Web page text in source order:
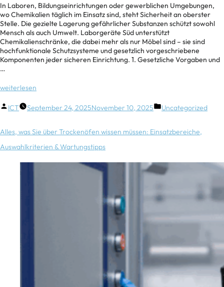
In Laboren, Bildungseinrichtungen oder gewerblichen Umgebungen,
wo Chemikalien täglich im Einsatz sind, steht Sicherheit an oberster
Stelle. Die gezielte Lagerung gefährlicher Substanzen schützt sowohl
Mensch als auch Umwelt. Laborgeräte Süd unterstützt
Chemikalienschränke, die dabei mehr als nur Möbel sind – sie sind
hochfunktionale Schutzsysteme und gesetzlich vorgeschriebene
Komponenten jeder sicheren Einrichtung. 1. Gesetzliche Vorgaben und
…
weiterlesen
ICT September 24, 2025November 10, 2025 Uncategorized
Alles, was Sie über Trockenöfen wissen müssen: Einsatzbereiche,
Auswahlkriterien & Wartungstipps